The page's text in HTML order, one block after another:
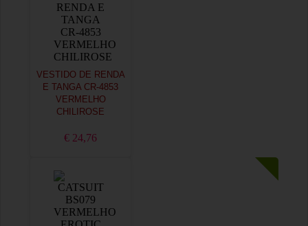
VESTIDO DE RENDA
E TANGA CR-4853
VERMELHO
CHILIROSE
€ 24,76